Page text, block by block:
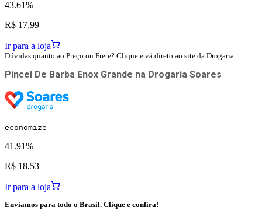
43.61%
R$ 17,99
Ir para a loja
Dúvidas quanto ao Preço ou Frete? Clique e vá direto ao site da Drogaria.
Pincel De Barba Enox Grande na Drogaria Soares
economize
41.91%
R$ 18,53
Ir para a loja
Enviamos para todo o Brasil. Clique e confira!